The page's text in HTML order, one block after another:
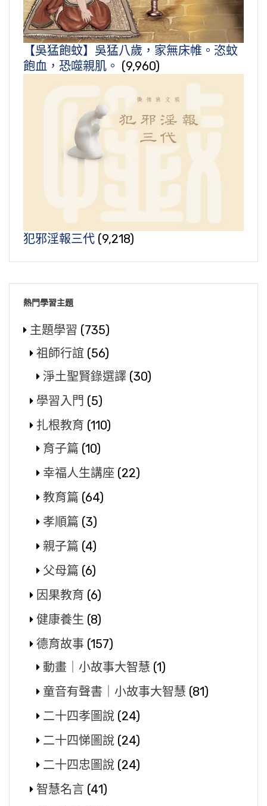
【吳猛飽蚊】吳猛八歲，家無床帷。恣蚊
飽血，恐噬親肌。 (9,960)
犯邪淫報三代 (9,218)
熱門學習主題
主題學習 (735)
祖師行誼 (56)
淨土聖賢錄選譯 (30)
學習入門 (5)
扎根教育 (110)
育子篇 (10)
幸福人生講座 (22)
教育篇 (64)
孝順篇 (3)
親子篇 (4)
父母篇 (6)
因果教育 (6)
健康養生 (8)
德育故事 (157)
動畫｜小故事大智慧 (1)
童音有聲書｜小故事大智慧 (81)
二十四孝圖說 (24)
二十四悌圖說 (24)
二十四忠圖說 (24)
智慧名言 (41)